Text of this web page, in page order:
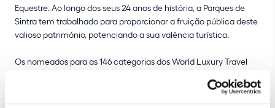
Equestre. Ao longo dos seus 24 anos de história, a Parques de
Sintra tem trabalhado para proporcionar a fruição pública deste
valioso património, potenciando a sua valência turística.
Os nomeados para as 146 categorias dos World Luxury Travel
“Destination” e “Lifestyle” – são selecionados por umjúri
independente, cujas escolhas partem da avaliação efetuada